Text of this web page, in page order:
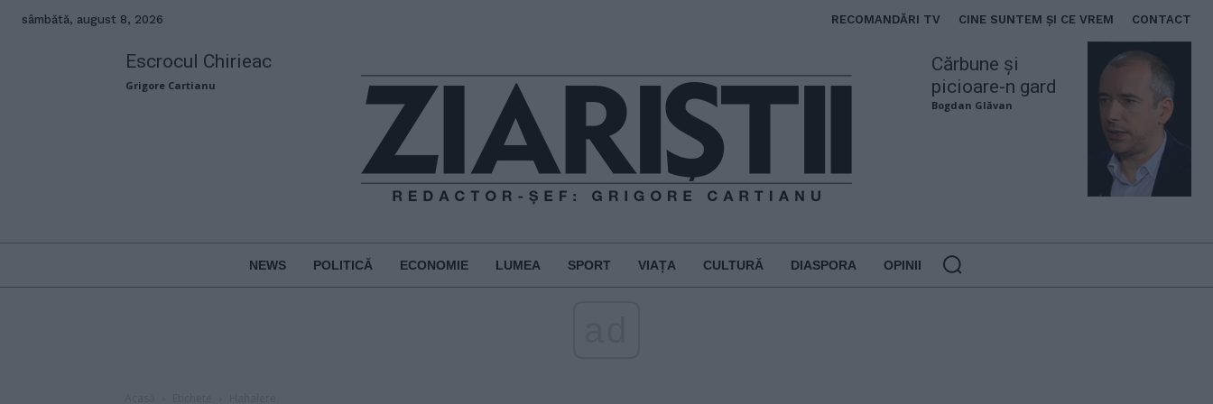
sâmbătă, august 8, 2026 RECOMANDĂRI TV CINE SUNTEM ȘI CE VREM CONTACT
Escrocul Chirieac
Grigore Cartianu
Cărbune și
picioare-n gard
Bogdan Glăvan
NEWS POLITICĂ ECONOMIE LUMEA SPORT VIAȚA CULTURĂ DIASPORA OPINII